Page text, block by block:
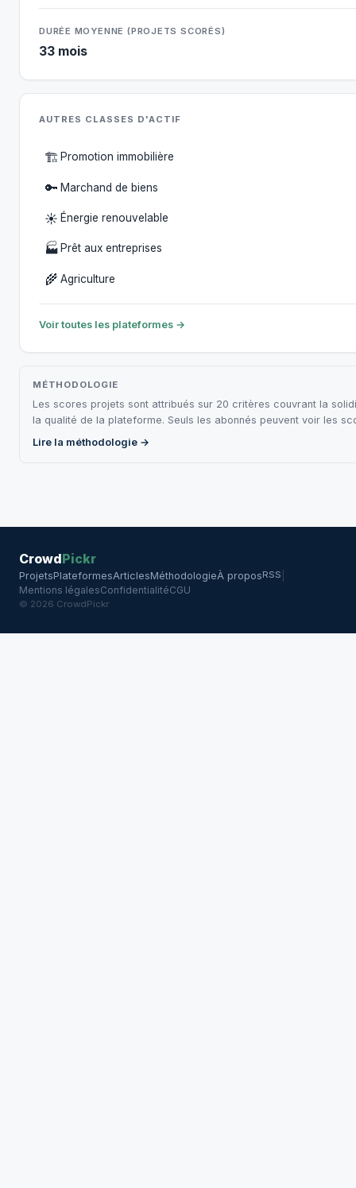
DURÉE MOYENNE (PROJETS SCORÉS)
33 mois
AUTRES CLASSES D'ACTIF
🏗️ Promotion immobilière
🔑 Marchand de biens
☀️ Énergie renouvelable
🏭 Prêt aux entreprises
🌾 Agriculture
Voir toutes les plateformes →
MÉTHODOLOGIE
Les scores projets sont attribués sur 20 critères couvrant la
la qualité de la plateforme. Seuls les abonnés peuvent voir les
Lire la méthodologie →
CrowdPickr
ProjetsPlateformesArticlesMéthodologieÀ proposRSS
Mentions légalesConfidentialitéCGU
© 2026 CrowdPickr